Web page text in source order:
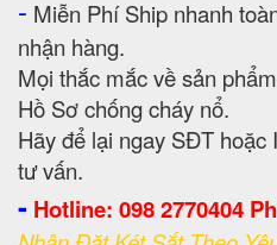
- Miễn Phí Ship nhanh
nhận hàng.
Mọi thắc mắc về sản
Hồ Sơ chống cháy nổ.
Hãy để lại ngay SĐT
tư vấn.
- Hotline: 098 2770404